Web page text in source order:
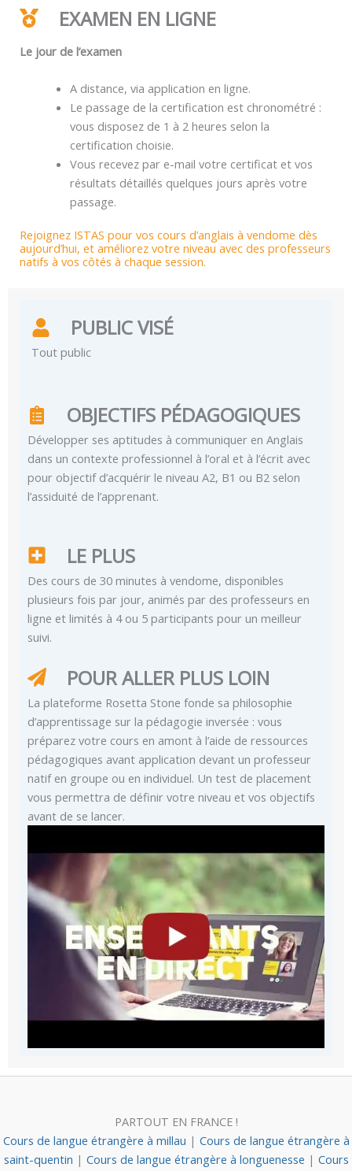
EXAMEN EN LIGNE
Le jour de l’examen
A distance, via application en ligne.
Le passage de la certification est chronométré :
vous disposez de 1 à 2 heures selon la
certification choisie.
Vous recevez par e-mail votre certificat et vos
résultats détaillés quelques jours après votre
passage.
Rejoignez ISTAS pour vos cours d’anglais à vendome dès
aujourd’hui, et améliorez votre niveau avec des professeurs
natifs à vos côtés à chaque session.
PUBLIC VISÉ
Tout public
OBJECTIFS PÉDAGOGIQUES
Développer ses aptitudes à communiquer en Anglais
dans un contexte professionnel à l’oral et à l’écrit avec
pour objectif d’acquérir le niveau A2, B1 ou B2 selon
l’assiduité de l’apprenant.
LE PLUS
Des cours de 30 minutes à vendome, disponibles
plusieurs fois par jour, animés par des professeurs en
ligne et limités à 4 ou 5 participants pour un meilleur
suivi.
POUR ALLER PLUS LOIN
La plateforme Rosetta Stone fonde sa philosophie
d’apprentissage sur la pédagogie inversée : vous
préparez votre cours en amont à l’aide de ressources
pédagogiques avant application devant un professeur
natif en groupe ou en individuel. Un test de placement
vous permettra de définir votre niveau et vos objectifs
avant de se lancer.
PARTOUT EN FRANCE !
Cours de langue étrangère à millau | Cours de langue étrangère à
saint-quentin | Cours de langue étrangère à longuenesse | Cours